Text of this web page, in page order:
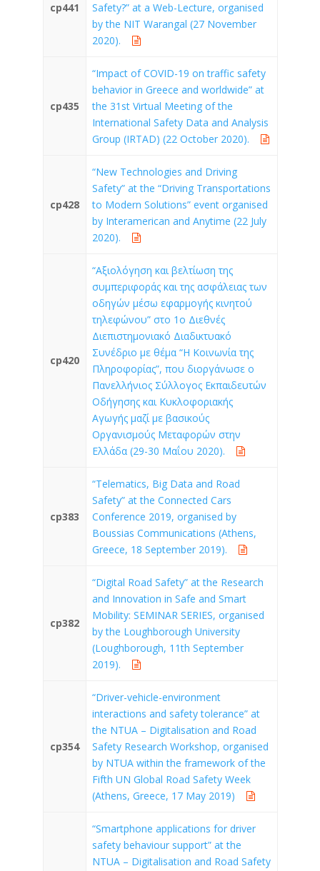
cp441
Safety?” at a Web-Lecture, organised
by the NIT Warangal (27 November
2020).
cp435
“Impact of COVID-19 on traffic safety
behavior in Greece and worldwide” at
the 31st Virtual Meeting of the
International Safety Data and Analysis
Group (IRTAD) (22 October 2020).
cp428
“New Technologies and Driving
Safety” at the “Driving Transportations
to Modern Solutions” event organised
by Interamerican and Anytime (22 July
2020).
cp420
“Αξιολόγηση και βελτίωση της
συμπεριφοράς και της ασφάλειας των
οδηγών μέσω εφαρμογής κινητού
τηλεφώνου” στο 1ο Διεθνές
Διεπιστημονιακό Διαδικτυακό
Συνέδριο με θέμα “Η Κοινωνία της
Πληροφορίας”, που διοργάνωσε ο
Πανελλήνιος Σύλλογος Εκπαιδευτών
Οδήγησης και Κυκλοφοριακής
Αγωγής μαζί με βασικούς
Οργανισμούς Μεταφορών στην
Ελλάδα (29-30 Μαΐου 2020).
cp383
“Telematics, Big Data and Road
Safety” at the Connected Cars
Conference 2019, organised by
Boussias Communications (Athens,
Greece, 18 September 2019).
cp382
“Digital Road Safety” at the Research
and Innovation in Safe and Smart
Mobility: SEMINAR SERIES, organised
by the Loughborough University
(Loughborough, 11th September
2019).
cp354
“Driver-vehicle-environment
interactions and safety tolerance” at
the NTUA – Digitalisation and Road
Safety Research Workshop, organised
by NTUA within the framework of the
Fifth UN Global Road Safety Week
(Athens, Greece, 17 May 2019)
“Smartphone applications for driver
safety behaviour support” at the
NTUA – Digitalisation and Road Safety